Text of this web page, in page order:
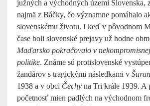
južných a východných území Slovenska,
najmä z Báčky, čo významne pomáhalo
slovenskému životu. I keď v pôvodnom
čase boli slovenské prejavy už hodne
Maďarsko pokračovalo v
politike. Známe sú protislovenské
žandárov s tragickými následkami v
1938 a v obci Čechy na Tri krále 1939. A
početnosť mien padlých na východnom